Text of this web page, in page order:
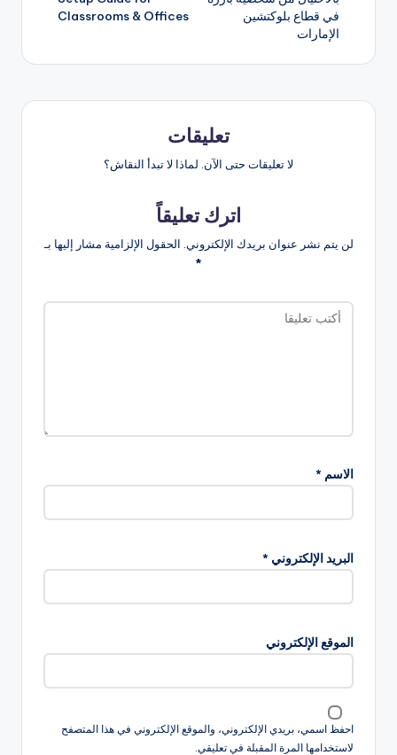
في قطاع بلوكتشين
الإمارات
Classrooms & Offices
تعليقات
لا تعليقات حتى الآن. لماذا لا تبدأ النقاش؟
اترك تعليقاً
لن يتم نشر عنوان بريدك الإلكتروني. الحقول الإلزامية مشار إليها بـ
*
الاسم *
البريد الإلكتروني *
الموقع الإلكتروني
احفظ اسمي، بريدي الإلكتروني، والموقع الإلكتروني في هذا المتصفح
لاستخدامها المرة المقبلة في تعليقي.